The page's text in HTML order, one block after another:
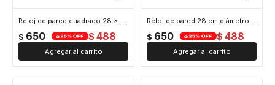
Reloj de pared cuadrado 28 x 28 cm
$ 650 $ 488
Reloj de pared 28 cm diámetro borde blanco fondo celeste
$ 650 $ 488